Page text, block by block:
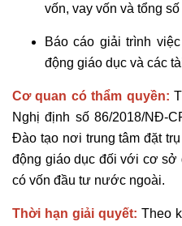
vốn, vay vốn và tổng
Báo cáo giải trình
động giáo dục và các
Cơ quan có thẩm quyền:
Nghị định số 86/2018/NĐ-
Đào tạo nơi trung tâm đặt
động giáo dục đối với cơ sở
có vốn đầu tư nước ngoài.
Thời hạn giải quyết: Theo